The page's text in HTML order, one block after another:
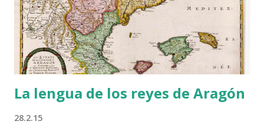
mientras ella se destroncaba los riñones tratando de
mantener a flote un hogar emparapetado con alfileres,
donde había tanto que hacer, tanto que soportar y corregir
desde que amanecía...
La lengua de los reyes de Aragón
28.2.15